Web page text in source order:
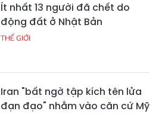
Ít nhất 13 người đã chết do
động đất ở Nhật Bản
THẾ GIỚI
Iran "bất ngờ tập kích tên lửa
đạn đạo" nhằm vào căn cứ Mỹ